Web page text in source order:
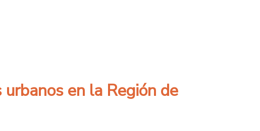
dictado por investigador de la Universidad de
en la Región de